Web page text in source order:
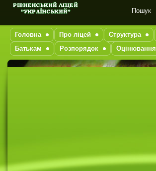
Пошук
Головна Про ліцей Структура
Батькам
Розпорядок Оцінювання